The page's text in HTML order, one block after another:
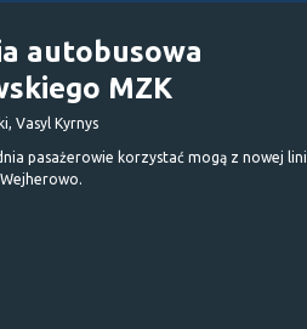
autobusowa
MZK
Vasyl Kyrnys
pasażerowie korzystać mogą z nowej